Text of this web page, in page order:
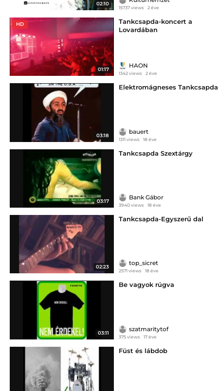
02:10
15737 views 2 éve
HD
01:17
Tankcsapda-koncert a
Lovardában
HAON
1342 views 2 éve
03:18
Elektromágneses Tankcsapda
bauert
1311 views 18 éve
03:17
Tankcsapda Szextárgy
Bank Gábor
3940 views 18 éve
02:23
Tankcsapda-Egyszerű dal
top_sicret
2571 views 18 éve
03:11
Be vagyok rúgva
szatmaritytof
375 views 17 éve
Füst és lábdob